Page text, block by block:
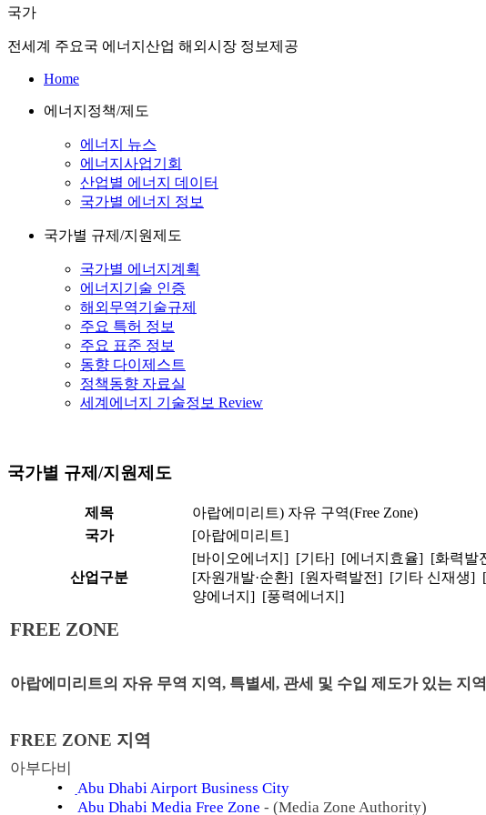
국가
전세계 주요국 에너지산업 해외시장 정보제공
Home
에너지정책/제도
에너지 뉴스
에너지사업기회
산업별 에너지 데이터
국가별 에너지 정보
국가별 규제/지원제도
국가별 에너지계획
에너지기술 인증
해외무역기술규제
주요 특허 정보
주요 표준 정보
동향 다이제스트
정책동향 자료실
세계에너지 기술정보 Review
국가별 규제/지원제도
제목
아랍에미리트) 자유 구역(Free Zone)
국가
[아랍에미리트]
산업구분
[바이오에너지] [기타] [에너지효율] [화력발
[자원개발·순환] [원자력발전] [기타 신재생]
양에너지] [풍력에너지]
FREE ZONE
아랍에미리트의 자유 무역 지역, 특별세, 관세 및 수입 제도가 있는 지
FREE ZONE 지역
아부다비
• Abu Dhabi Airport Business City
• Abu Dhabi Media Free Zone - (Media Zone Authority)